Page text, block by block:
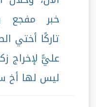
خبر
تاركًا أختي
عليًّ لإخراج
ليس لها أخ